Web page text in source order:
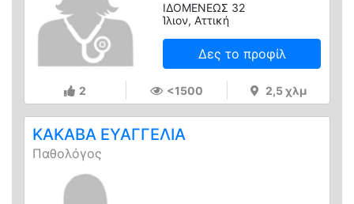
ΙΔΟΜΕΝΕΩΣ 32
Ίλιον, Αττική
Δες το προφίλ
2 <1500 2,5 χλμ
ΚΑΚΑΒΑ ΕΥΑΓΓΕΛΙΑ
Παθολόγος